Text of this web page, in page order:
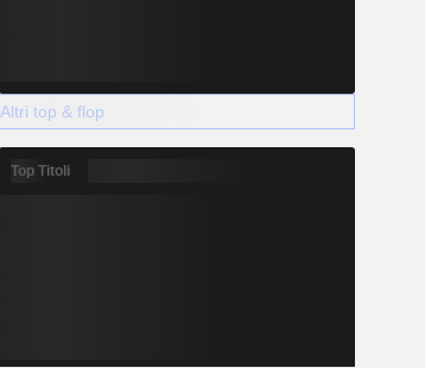
Altri top & flop
Top Titoli